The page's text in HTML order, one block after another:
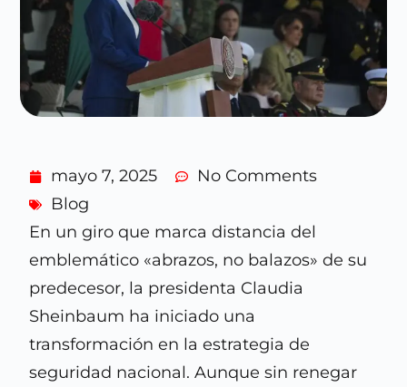
mayo 7, 2025
No Comments
Blog
En un giro que marca distancia del
emblemático «abrazos, no balazos» de su
predecesor, la presidenta Claudia
Sheinbaum ha iniciado una
transformación en la estrategia de
seguridad nacional. Aunque sin renegar